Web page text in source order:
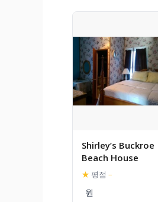
Shirley’s Buckroe
Beach House
★ 평점 –